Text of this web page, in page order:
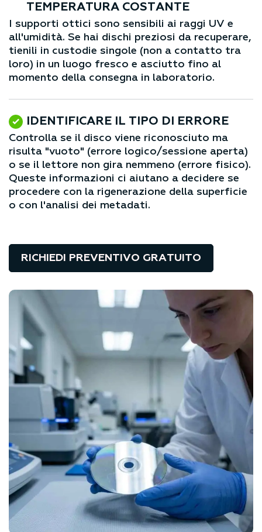
TEMPERATURA COSTANTE
I supporti ottici sono sensibili ai raggi UV e
all'umidità. Se hai dischi preziosi da recuperare,
tienili in custodie singole (non a contatto tra
loro) in un luogo fresco e asciutto fino al
momento della consegna in laboratorio.
IDENTIFICARE IL TIPO DI ERRORE
Controlla se il disco viene riconosciuto ma
risulta "vuoto" (errore logico/sessione aperta)
o se il lettore non gira nemmeno (errore fisico).
Queste informazioni ci aiutano a decidere se
procedere con la rigenerazione della superficie
o con l'analisi dei metadati.
RICHIEDI PREVENTIVO GRATUITO